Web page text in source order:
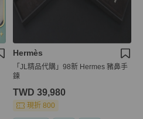
Hermès
「JL精品代購」98新 Hermes 豬鼻手
鍊
TWD 39,980
現折 800